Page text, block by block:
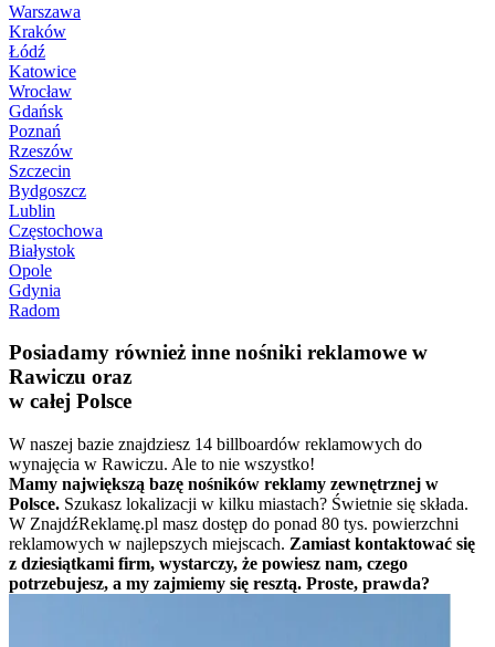
Warszawa
Kraków
Łódź
Katowice
Wrocław
Gdańsk
Poznań
Rzeszów
Szczecin
Bydgoszcz
Lublin
Częstochowa
Białystok
Opole
Gdynia
Radom
Posiadamy również inne nośniki reklamowe w
Rawiczu oraz
w całej Polsce
W naszej bazie znajdziesz 14 billboardów reklamowych do
wynajęcia w Rawiczu. Ale to nie wszystko!
Mamy największą bazę nośników reklamy zewnętrznej w
Polsce. Szukasz lokalizacji w kilku miastach? Świetnie się składa.
W ZnajdźReklamę.pl masz dostęp do ponad 80 tys. powierzchni
reklamowych w najlepszych miejscach. Zamiast kontaktować się
z dziesiątkami firm, wystarczy, że powiesz nam, czego
potrzebujesz, a my zajmiemy się resztą. Proste, prawda?